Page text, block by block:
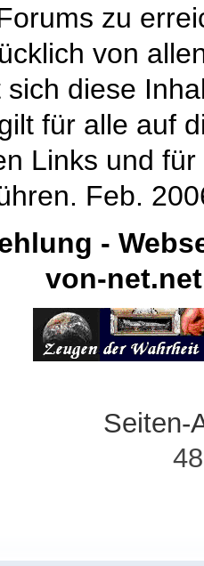
zu
von
sich diese
für alle auf
Links und
Feb.
-
von-net.net
Seiten-